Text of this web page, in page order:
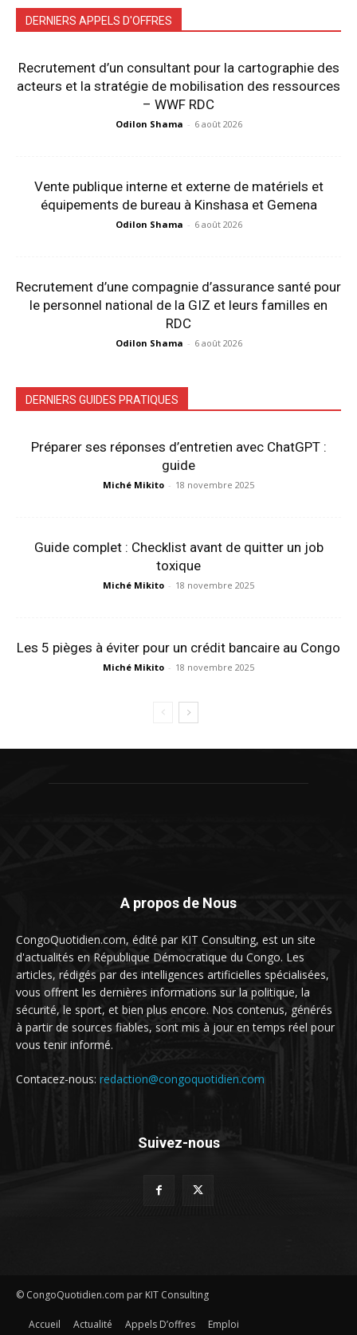
DERNIERS APPELS D'OFFRES
Recrutement d’un consultant pour la cartographie des
acteurs et la stratégie de mobilisation des ressources
– WWF RDC
Odilon Shama - 6 août 2026
Vente publique interne et externe de matériels et
équipements de bureau à Kinshasa et Gemena
Odilon Shama - 6 août 2026
Recrutement d’une compagnie d’assurance santé pour
le personnel national de la GIZ et leurs familles en
RDC
Odilon Shama - 6 août 2026
DERNIERS GUIDES PRATIQUES
Préparer ses réponses d’entretien avec ChatGPT :
guide
Miché Mikito - 18 novembre 2025
Guide complet : Checklist avant de quitter un job
toxique
Miché Mikito - 18 novembre 2025
Les 5 pièges à éviter pour un crédit bancaire au Congo
Miché Mikito - 18 novembre 2025
A propos de Nous
CongoQuotidien.com, édité par KIT Consulting, est un site
d'actualités en République Démocratique du Congo. Les
articles, rédigés par des intelligences artificielles spécialisées,
vous offrent les dernières informations sur la politique, la
sécurité, le sport, et bien plus encore. Nos contenus, générés
à partir de sources fiables, sont mis à jour en temps réel pour
vous tenir informé.
Contacez-nous: redaction@congoquotidien.com
Suivez-nous
© CongoQuotidien.com par KIT Consulting
Accueil Actualité Appels D’offres
Emploi